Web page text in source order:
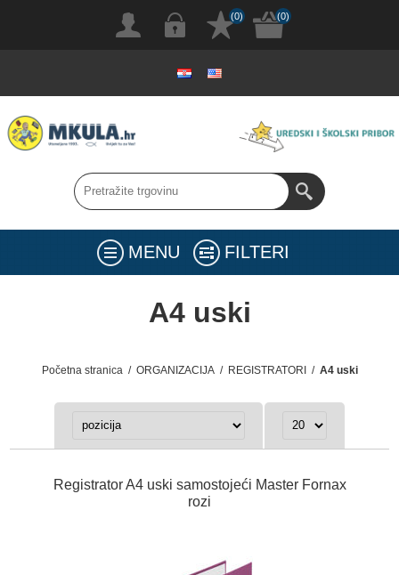
(0) (0)
MENU FILTERI
A4 uski
Početna stranica / ORGANIZACIJA / REGISTRATORI / A4 uski
Registrator A4 uski samostojeći Master Fornax
rozi